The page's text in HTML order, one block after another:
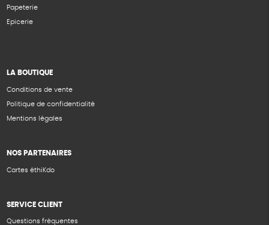
Papeterie
Epicerie
LA BOUTIQUE
Conditions de vente
Politique de confidentialité
Mentions légales
NOS PARTENAIRES
Cartes éthiKdo
SERVICE CLIENT
Questions fréquentes